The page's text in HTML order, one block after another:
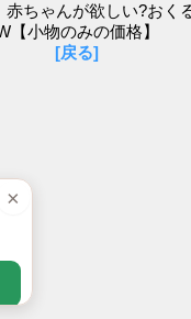
ちゃんが欲しい?おく
【小物のみの価格】
[戻る]
×